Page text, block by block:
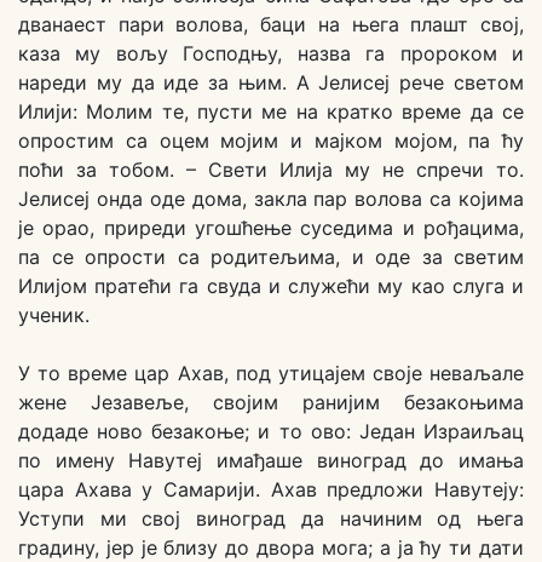
дванаест пари волова, баци на њега плашт свој,
каза му вољу Господњу, назва га пророком и
нареди му да иде за њим. А Јелисеј рече светом
Илији: Молим те, пусти ме на кратко време да се
опростим са оцем мојим и мајком мојом, па ћу
поћи за тобом. – Свети Илија му не спречи то.
Јелисеј онда оде дома, закла пар волова са којима
је орао, приреди угошћење суседима и рођацима,
па се опрости са родитељима, и оде за светим
Илијом пратећи га свуда и служећи му као слуга и
ученик.
У то време цар Ахав, под утицајем своје неваљале
жене Језавеље, својим ранијим безакоњима
додаде ново безакоње; и то ово: Један Израиљац
по имену Навутеј имађаше виноград до имања
цара Ахава у Самарији. Ахав предложи Навутеју:
Уступи ми свој виноград да начиним од њега
градину, јер је близу до двора мога; а ја ћу ти дати